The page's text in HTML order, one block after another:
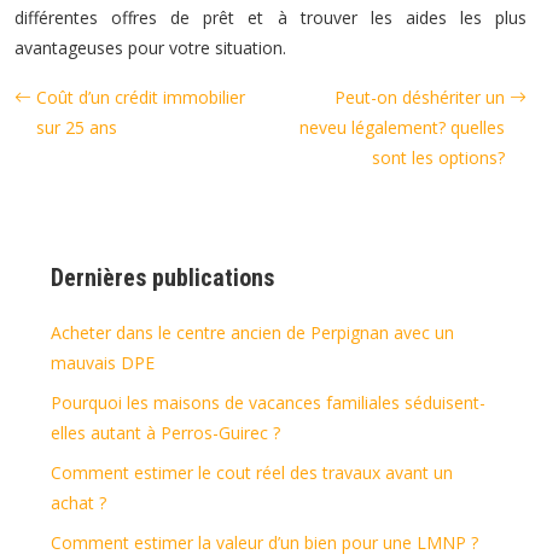
différentes offres de prêt et à trouver les aides les plus
avantageuses pour votre situation.
Coût d’un crédit immobilier
sur 25 ans
Peut-on déshériter un
neveu légalement? quelles
sont les options?
Dernières publications
Acheter dans le centre ancien de Perpignan avec un
mauvais DPE
Pourquoi les maisons de vacances familiales séduisent-
elles autant à Perros-Guirec ?
Comment estimer le cout réel des travaux avant un
achat ?
Comment estimer la valeur d’un bien pour une LMNP ?